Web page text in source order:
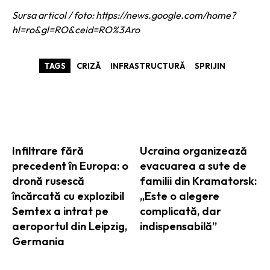
Infiltrare fără
precedent în Europa: o
dronă rusescă
încărcată cu explozibil
Semtex a intrat pe
aeroportul din Leipzig,
Germania
Ucraina organizează
evacuarea a sute de
familii din Kramatorsk:
„Este o alegere
complicată, dar
indispensabilă”
Sursa articol / foto: https://news.google.com/home?
hl=ro&gl=RO&ceid=RO%3Aro
TAGS CRIZĂ INFRASTRUCTURĂ SPRIJIN